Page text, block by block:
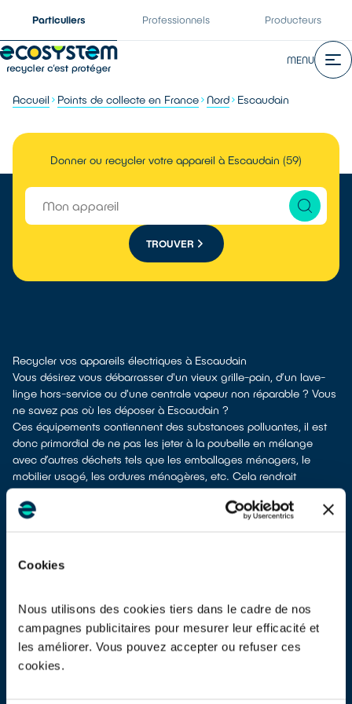
Cookies
Nous utilisons des cookies tiers dans le cadre de nos
campagnes publicitaires pour mesurer leur efficacité et
les améliorer. Vous pouvez accepter ou refuser ces
cookies.
Particuliers Professionnels Producteurs
MENU
Accueil Points de collecte en France Nord Escaudain
Donner ou recycler votre appareil à Escaudain (59)
TROUVER
Recycler vos appareils électriques à Escaudain
Vous désirez vous débarrasser d'un vieux grille-pain, d’un lave-
linge hors-service ou d'une centrale vapeur non réparable ? Vous
ne savez pas où les déposer à Escaudain ?
Ces équipements contiennent des substances polluantes, il est
donc primordial de ne pas les jeter à la poubelle en mélange
avec d’autres déchets tels que les emballages ménagers, le
mobilier usagé, les ordures ménagères, etc. Cela rendrait
irréalisable leur dépollution et leur recyclage.
À Escaudain, vous bénéficiez de différents points de collecte pour
Plusieurs options s'offrent à vous :
apport en déchetterie
reprise à la livraisonsi vous vous faites livrer un équipement
équivalent
parfois même sans condition d’achat selon
les points de vente